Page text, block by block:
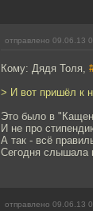
отправлено 09.06.13
Кому: Дядя Толя,
> И вот пришёл к
Это было в
И не про
А так - всё
Сегодня слышала
отправлено 09.06.13